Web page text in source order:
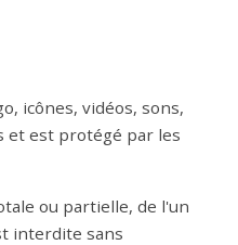
icônes, vidéos, sons,
et est protégé par les
ou partielle, de l'un
interdite sans